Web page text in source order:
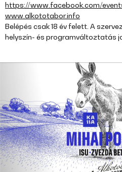
https://www.facebook.com/
www.alkototabor.info
Belépés csak 18 év felett. A
helyszín- és programváltoztatás